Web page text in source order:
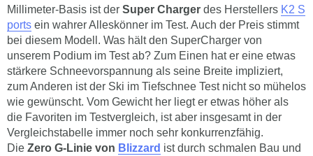
Millimeter-Basis ist der Super Charger des Herstellers K2 S
ports ein wahrer Alleskönner im Test. Auch der Preis stimmt
bei diesem Modell. Was hält den SuperCharger von
unserem Podium im Test ab? Zum Einen hat er eine etwas
stärkere Schneevorspannung als seine Breite impliziert,
zum Anderen ist der Ski im Tiefschnee Test nicht so mühelos
wie gewünscht. Vom Gewicht her liegt er etwas höher als
die Favoriten im Testvergleich, ist aber insgesamt in der
Vergleichstabelle immer noch sehr konkurrenzfähig.
Die Zero G-Linie von Blizzard ist durch schmalen Bau und